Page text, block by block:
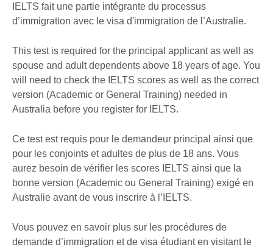
IELTS fait une partie intégrante du processus
d’immigration avec le visa d'immigration de l’Australie.
This test is required for the principal applicant as well as
spouse and adult dependents above 18 years of age. You
will need to check the IELTS scores as well as the correct
version (Academic or General Training) needed in
Australia before you register for IELTS.
Ce test est requis pour le demandeur principal ainsi que
pour les conjoints et adultes de plus de 18 ans. Vous
aurez besoin de vérifier les scores IELTS ainsi que la
bonne version (Academic ou General Training) exigé en
Australie avant de vous inscrire à l’IELTS.
Vous pouvez en savoir plus sur les procédures de
demande d’immigration et de visa étudiant en visitant le